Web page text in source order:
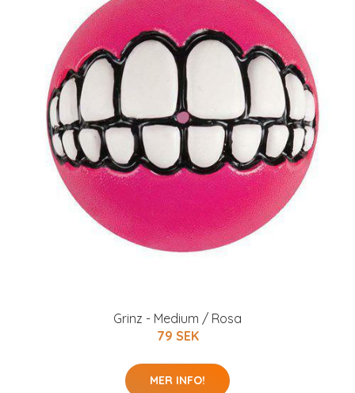
Grinz - Medium / Rosa
79 SEK
MER INFO!